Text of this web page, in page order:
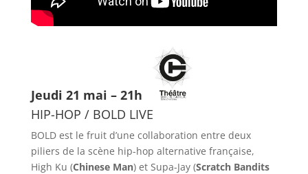
Jeudi 21 mai – 21h
HIP-HOP / BOLD LIVE
BOLD est le fruit d’une collaboration entre deux
piliers de la scène hip-hop alternative française,
High Ku (Chinese Man) et Supa-Jay (Scratch Bandits